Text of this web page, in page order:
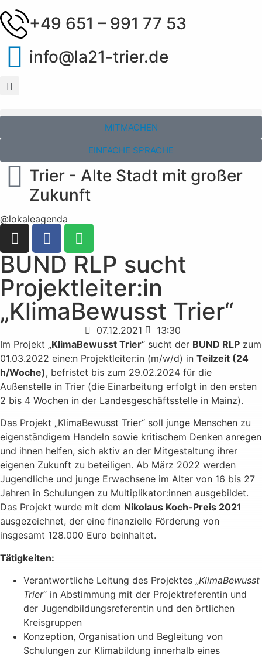
+49 651 – 991 77 53
info@la21-trier.de
MITMACHEN
EINFACHE SPRACHE
Trier - Alte Stadt mit großer
Zukunft
@lokaleagenda
BUND RLP sucht
Projektleiter:in
„KlimaBewusst Trier“
07.12.2021
13:30
Im Projekt „KlimaBewusst Trier“ sucht der BUND RLP zum
01.03.2022 eine:n Projektleiter:in (m/w/d) in Teilzeit (24
h/Woche), befristet bis zum 29.02.2024 für die
Außenstelle in Trier (die Einarbeitung erfolgt in den ersten
2 bis 4 Wochen in der Landesgeschäftsstelle in Mainz).
Das Projekt „KlimaBewusst Trier“ soll junge Menschen zu
eigenständigem Handeln sowie kritischem Denken anregen
und ihnen helfen, sich aktiv an der Mitgestaltung ihrer
eigenen Zukunft zu beteiligen. Ab März 2022 werden
Jugendliche und junge Erwachsene im Alter von 16 bis 27
Jahren in Schulungen zu Multiplikator:innen ausgebildet.
Das Projekt wurde mit dem Nikolaus Koch-Preis 2021
ausgezeichnet, der eine finanzielle Förderung von
insgesamt 128.000 Euro beinhaltet.
Tätigkeiten:
Verantwortliche Leitung des Projektes „KlimaBewusst
Trier“ in Abstimmung mit der Projektreferentin und
der Jugendbildungsreferentin und den örtlichen
Kreisgruppen
Konzeption, Organisation und Begleitung von
Schulungen zur Klimabildung innerhalb eines